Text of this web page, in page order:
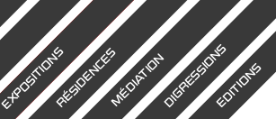
EXPOSITIONSRÉSIDENCESMÉDIATIONDIGRESSIONSEDITIONS